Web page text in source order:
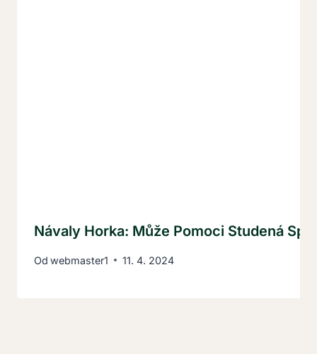
Návaly Horka: Může Pomoci Studená
Od webmaster1 11. 4. 2024